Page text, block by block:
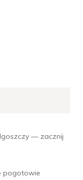
— zacznij
pogotowie